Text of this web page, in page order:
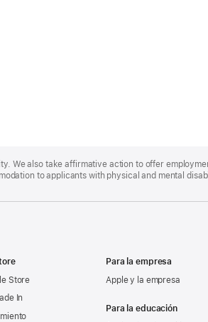
We also take affirmative action to offer
to applicants with physical and mental
Store
In
Para la empresa
Apple y la empresa
Para la educación